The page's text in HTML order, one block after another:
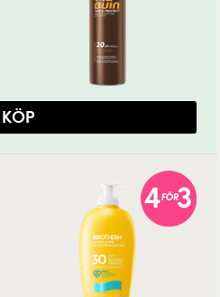
KÖP